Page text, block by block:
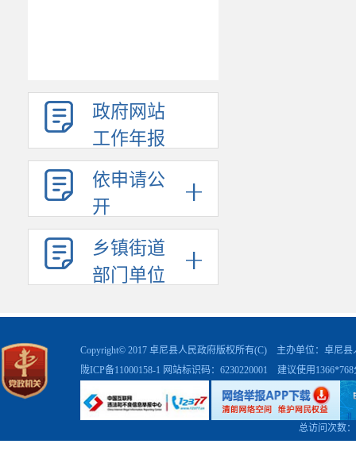
政府网站
工作年报
依申请公
开
乡镇街道
部门单位
Copyright© 2017 卓尼县人民政府版权所有(C) 主办单位：卓尼
陇ICP备11000158-1 网站标识码：6230220001 建议使用
总访问次数：